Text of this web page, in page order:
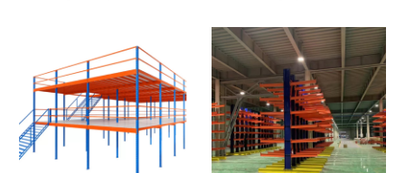
эксплуатации,
консольные полки из
стальных труб,
двухсторонние
многослойные полки